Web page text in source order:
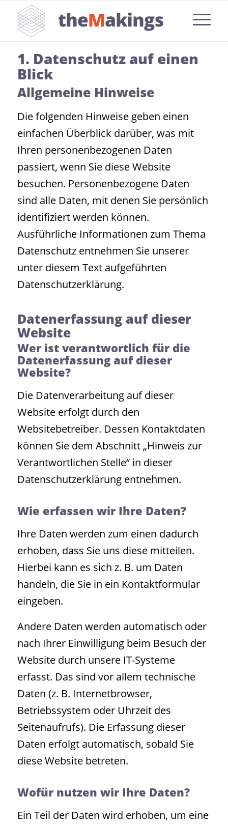
Datenschutzerklärung
1. Datenschutz auf einen
Blick
Allgemeine Hinweise
Die folgenden Hinweise geben einen
einfachen Überblick darüber, was mit
Ihren personenbezogenen Daten
passiert, wenn Sie diese Website
besuchen. Personenbezogene Daten
sind alle Daten, mit denen Sie persönlich
identifiziert werden können.
Ausführliche Informationen zum Thema
Datenschutz entnehmen Sie unserer
unter diesem Text aufgeführten
Datenschutzerklärung.
Datenerfassung auf dieser
Website
Wer ist verantwortlich für die
Datenerfassung auf dieser
Website?
Die Datenverarbeitung auf dieser
Website erfolgt durch den
Websitebetreiber. Dessen Kontaktdaten
können Sie dem Abschnitt „Hinweis zur
Verantwortlichen Stelle“ in dieser
Datenschutzerklärung entnehmen.
Wie erfassen wir Ihre Daten?
Ihre Daten werden zum einen dadurch
erhoben, dass Sie uns diese mitteilen.
Hierbei kann es sich z. B. um Daten
handeln, die Sie in ein Kontaktformular
eingeben.
Andere Daten werden automatisch oder
nach Ihrer Einwilligung beim Besuch der
Website durch unsere IT-Systeme
erfasst. Das sind vor allem technische
Daten (z. B. Internetbrowser,
Betriebssystem oder Uhrzeit des
Seitenaufrufs). Die Erfassung dieser
Daten erfolgt automatisch, sobald Sie
diese Website betreten.
Wofür nutzen wir Ihre Daten?
Ein Teil der Daten wird erhoben, um eine